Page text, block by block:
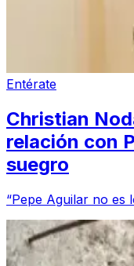
Entérate
Christian
relación con
suegro
“Pepe Aguilar no es